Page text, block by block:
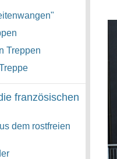
Treppen
französischen
dem rostfreien